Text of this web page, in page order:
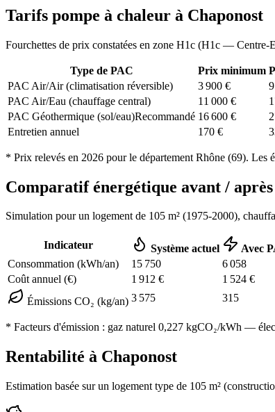
Tarifs pompe à chaleur à Chaponost
Fourchettes de prix constatées en zone H1c (H1c — Centre-
Type de PAC Prix minimum
PAC Air/Air (climatisation réversible)
3 900 €
PAC Air/Eau (chauffage central)
11 000 €
PAC Géothermique (sol/eau)Recommandé 16 600 €
Entretien annuel
170 €
* Prix relevés en 2026 pour le département Rhône (69). Les
Comparatif énergétique avant /
Simulation pour un logement de 105 m² (1975-2000),
Indicateur Système actuel Avec
Consommation (kWh/an)
15 750 6 058
Coût annuel (€)
1 912 € 1 524 €
Émissions CO₂ (kg/an) 3 575 315
* Facteurs d'émission : gaz naturel 0,227 kgCO₂/kWh —
Rentabilité à Chaponost
Estimation basée sur un logement type de 105 m²